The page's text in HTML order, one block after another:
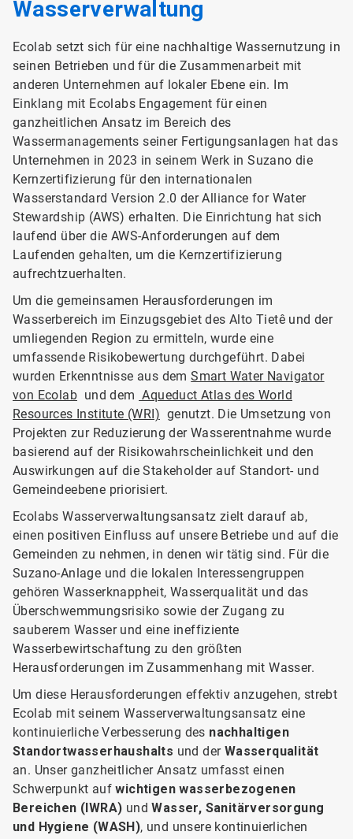
Wasserverwaltung
Ecolab setzt sich für eine nachhaltige Wassernutzung in
seinen Betrieben und für die Zusammenarbeit mit
anderen Unternehmen auf lokaler Ebene ein. Im
Einklang mit Ecolabs Engagement für einen
ganzheitlichen Ansatz im Bereich des
Wassermanagements seiner Fertigungsanlagen hat das
Unternehmen in 2023 in seinem Werk in Suzano die
Kernzertifizierung für den internationalen
Wasserstandard Version 2.0 der Alliance for Water
Stewardship (AWS) erhalten. Die Einrichtung hat sich
laufend über die AWS-Anforderungen auf dem
Laufenden gehalten, um die Kernzertifizierung
aufrechtzuerhalten.
Um die gemeinsamen Herausforderungen im
Wasserbereich im Einzugsgebiet des Alto Tietê und der
umliegenden Region zu ermitteln, wurde eine
umfassende Risikobewertung durchgeführt. Dabei
wurden Erkenntnisse aus demSmart Water Navigator
von Ecolab und dem Aqueduct Atlas des World
Resources Institute (WRI) genutzt. Die Umsetzung von
Projekten zur Reduzierung der Wasserentnahme wurde
basierend auf der Risikowahrscheinlichkeit und den
Auswirkungen auf die Stakeholder auf Standort- und
Gemeindeebene priorisiert.
Ecolabs Wasserverwaltungsansatz zielt darauf ab,
einen positiven Einfluss auf unsere Betriebe und auf die
Gemeinden zu nehmen, in denen wir tätig sind. Für die
Suzano-Anlage und die lokalen Interessengruppen
gehören Wasserknappheit, Wasserqualität und das
Überschwemmungsrisiko sowie der Zugang zu
sauberem Wasser und eine ineffiziente
Wasserbewirtschaftung zu den größten
Herausforderungen im Zusammenhang mit Wasser.
Um diese Herausforderungen effektiv anzugehen, strebt
Ecolab mit seinem Wasserverwaltungsansatz eine
kontinuierliche Verbesserung des nachhaltigen
Standortwasserhaushalts und der Wasserqualität
an. Unser ganzheitlicher Ansatz umfasst einen
Schwerpunkt aufwichtigen wasserbezogenen
Bereichen (IWRA) undWasser, Sanitärversorgung
und Hygiene (WASH), und unsere kontinuierlichen